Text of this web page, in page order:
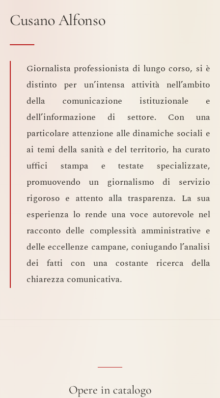
Cusano Alfonso
Giornalista professionista di lungo corso, si è
distinto per un’intensa attività nell’ambito
della comunicazione istituzionale e
dell’informazione di settore. Con una
particolare attenzione alle dinamiche sociali e
ai temi della sanità e del territorio, ha curato
uffici stampa e testate specializzate,
promuovendo un giornalismo di servizio
rigoroso e attento alla trasparenza. La sua
esperienza lo rende una voce autorevole nel
racconto delle complessità amministrative e
delle eccellenze campane, coniugando l’analisi
dei fatti con una costante ricerca della
chiarezza comunicativa.
Opere in catalogo